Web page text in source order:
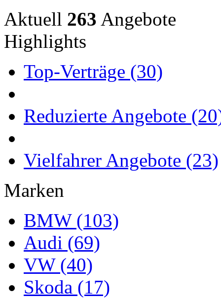
Aktuell 263 Angebote
Highlights
Top-Verträge (30)
Reduzierte Angebote
Vielfahrer Angebote (23)
Marken
BMW (103)
Audi (69)
VW (40)
Skoda (17)